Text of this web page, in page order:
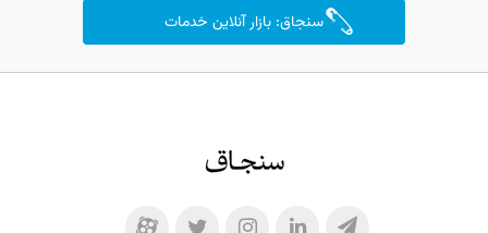
سنجاق: بازار آنلاین خدمات